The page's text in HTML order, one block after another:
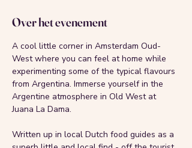
Over het evenement
A cool little corner in Amsterdam Oud-
West where you can feel at home while
experimenting some of the typical flavours
from Argentina. Immerse yourself in the
Argentine atmosphere in Old West at
Juana La Dama.
Written up in local Dutch food guides as a